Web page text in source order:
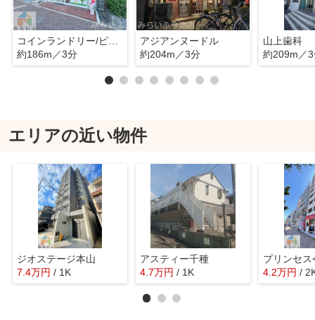
コインランドリー/ピエロ 622号 吹上店
約186m／3分
アジアンヌードル
約204m／3分
山上歯科
約209m／
エリアの近い物件
ジオステージ本山
7.4万円 / 1K
アスティー千種
4.7万円 / 1K
プリンセス
4.2万円 /